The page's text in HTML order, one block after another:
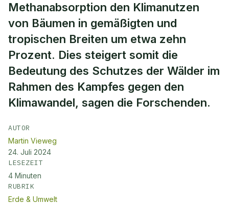
Methanabsorption den Klimanutzen
von Bäumen in gemäßigten und
tropischen Breiten um etwa zehn
Prozent. Dies steigert somit die
Bedeutung des Schutzes der Wälder im
Rahmen des Kampfes gegen den
Klimawandel, sagen die Forschenden.
AUTOR
Martin Vieweg
24. Juli 2024
LESEZEIT
4 Minuten
RUBRIK
Erde & Umwelt